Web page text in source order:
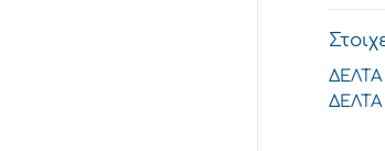
ΔΕΛΤΑ
ΔΕΛΤΑ